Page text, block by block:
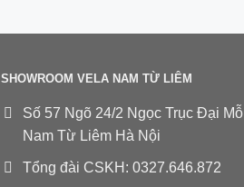
SHOWROOM VELA NAM TỪ LIÊM
Số 57 Ngõ 24/2 Ngọc Trục Đại Mỗ
Nam Từ Liêm Hà Nội
Tổng đài CSKH: 0327.646.872